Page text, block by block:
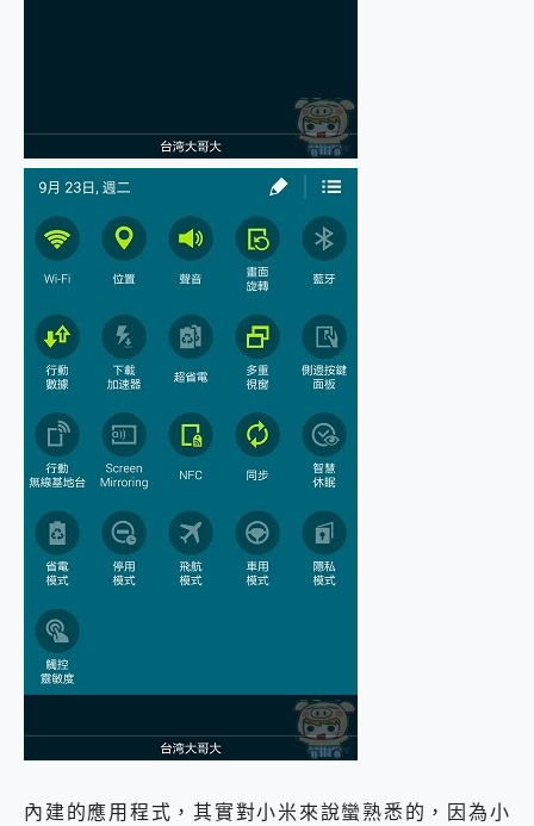
內建的應用程式，其實對小米來說蠻熟悉的，因為小